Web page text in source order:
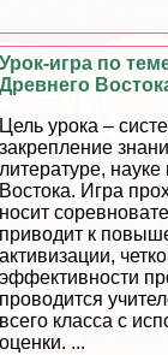
Урок-игра по
Древнего
Цель урока –
закрепление
литературе, науке
Востока. Игра
носит
приводит к
активизации,
эффективности
проводится
всего класса с
оценки. ...